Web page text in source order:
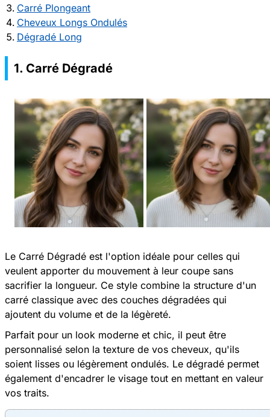
Carré Plongeant
Cheveux Longs Ondulés
Dégradé Long
1. Carré Dégradé
Le Carré Dégradé est l'option idéale pour celles qui
veulent apporter du mouvement à leur coupe sans
sacrifier la longueur. Ce style combine la structure d'un
carré classique avec des couches dégradées qui
ajoutent du volume et de la légèreté.
Parfait pour un look moderne et chic, il peut être
personnalisé selon la texture de vos cheveux, qu'ils
soient lisses ou légèrement ondulés. Le dégradé permet
également d'encadrer le visage tout en mettant en valeur
vos traits.